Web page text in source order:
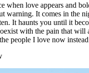
when love appears and
warning. It comes in the
It haunts you until it
with the pain that
people I love now